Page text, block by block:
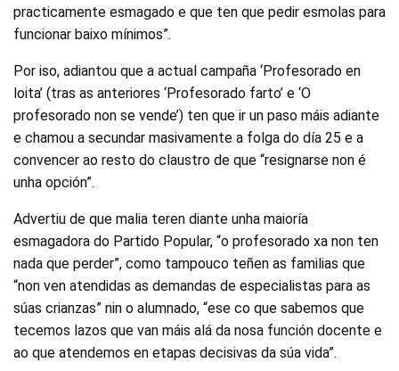
practicamente esmagado e que ten que pedir esmolas para
funcionar baixo mínimos”.
Por iso, adiantou que a actual campaña ‘Profesorado en
loita’ (tras as anteriores ‘Profesorado farto’ e ‘O
profesorado non se vende’) ten que ir un paso máis adiante
e chamou a secundar masivamente a folga do día 25 e a
convencer ao resto do claustro de que “resignarse non é
unha opción”.
Advertiu de que malia teren diante unha maioría
esmagadora do Partido Popular, “o profesorado xa non ten
nada que perder”, como tampouco teñen as familias que
“non ven atendidas as demandas de especialistas para as
súas crianzas” nin o alumnado, “ese co que sabemos que
tecemos lazos que van máis alá da nosa función docente e
ao que atendemos en etapas decisivas da súa vida”.